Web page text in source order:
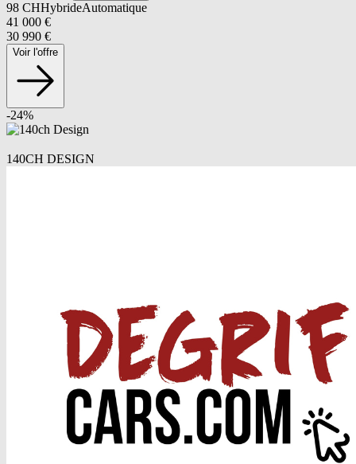
98 CHHybrideAutomatique
41 000 €
30 990 €
Voir l'offre
-24%
140CH DESIGN